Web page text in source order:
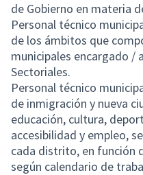
de Gobierno en materia
Personal técnico
de los ámbitos que
municipales encargado /
Sectoriales.
Personal técnico
de inmigración y nueva
educación, cultura,
accesibilidad y empleo,
cada distrito, en función
según calendario de